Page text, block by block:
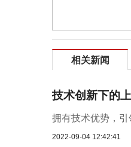
相关新闻
技术创新下的
拥有技术优势，
2022-09-04 12:42:41